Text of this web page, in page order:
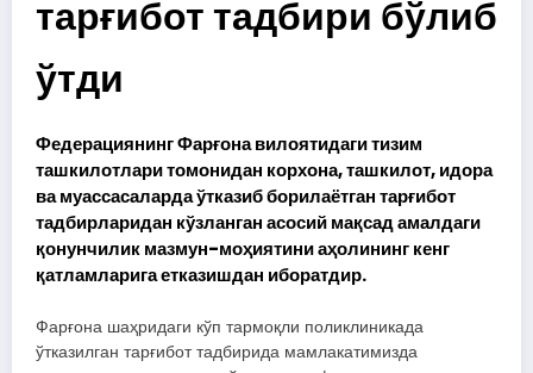
тарғибот тадбири бўлиб
ўтди
Федерациянинг Фарғона вилоятидаги тизим
ташкилотлари томонидан корхона, ташкилот, идора
ва муассасаларда ўтказиб борилаётган тарғибот
тадбирларидан кўзланган асосий мақсад амалдаги
қонунчилик мазмун-моҳиятини аҳолининг кенг
қатламларига етказишдан иборатдир.
Фарғона шаҳридаги кўп тармоқли поликлиникада
ўтказилган тарғибот тадбирида мамлакатимизда